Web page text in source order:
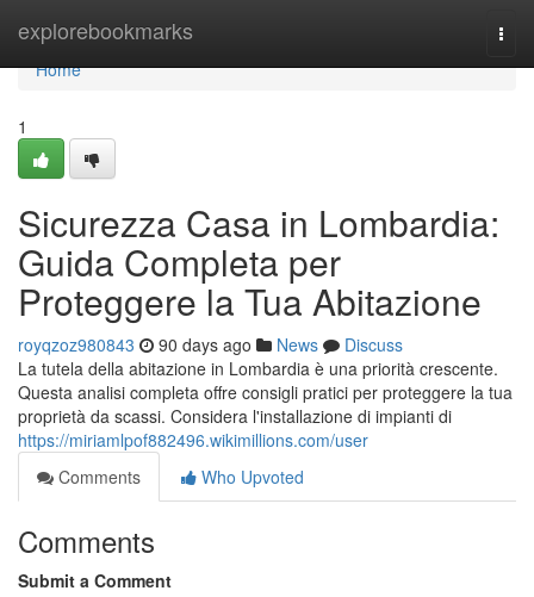
explorebookmarks
Home
Home
1
Sicurezza Casa in Lombardia:
Guida Completa per
Proteggere la Tua Abitazione
royqzoz980843 90 days ago News
Discuss
La tutela della abitazione in Lombardia è una priorità crescente.
Questa analisi completa offre consigli pratici per proteggere la tua
proprietà da scassi. Considera l'installazione di impianti di
https://miriamlpof882496.wikimillions.com/user
Comments
Who Upvoted
Comments
Submit a Comment